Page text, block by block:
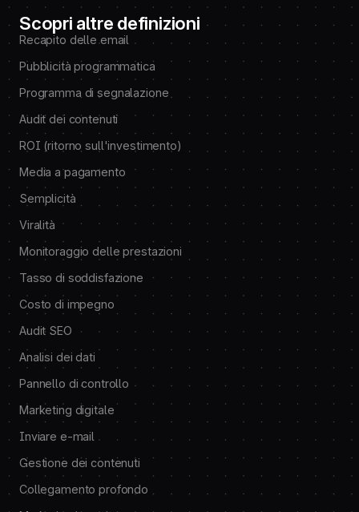
Scopri altre definizioni
Recapito delle email
Pubblicità programmatica
Programma di segnalazione
Audit dei contenuti
ROI (ritorno sull'investimento)
Media a pagamento
Semplicità
Viralità
Monitoraggio delle prestazioni
Tasso di soddisfazione
Costo di impegno
Audit SEO
Analisi dei dati
Pannello di controllo
Marketing digitale
Inviare e-mail
Gestione dei contenuti
Collegamento profondo